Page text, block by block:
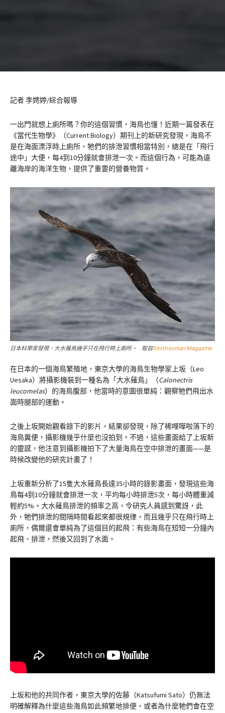
記者 李娉婷/綜合報導
一出門就想上廁所嗎？你的這個習慣，海鳥也懂！近期一篇發表在
《當代生物學》（Current Biology）期刊上的新研究發現，海鳥不
是在海面漂浮時上廁所，牠們的排泄習慣相當特別，總是在「飛行
途中」大便，每4到10分鐘就會排泄一次。而這個行為，可能為遠
離海岸的海洋生物，提供了重要的營養物質。
日本科學家發現，大水薙鳥幾乎只在飛行時上廁所。 取自Smithsonian Magazine
在日本的一個海鳥繁殖地，東京大學的海鳥生物學家上坂（Leo
Uesaka）將攝影機裝到一種名為「大水薙鳥」（Calonectris
leucomelas）的海鳥腹部，他當時的意圖很單純：觀察牠們飛出水
面時腿部的運動。
之後上坂開始觀看錄下的影片，結果卻發現，除了稀哩嘩啦落下的
海鳥糞便，攝影機幾乎什麼也沒拍到。不過，這些畫面給了上坂新
的靈感，他注意到攝影機拍下了大量海鳥在空中排泄的畫面——是
時候改變他的研究計畫了！
上坂重新分析了15隻大水薙鳥長達35小時的錄影畫面，發現這些海
鳥每4到10分鐘就會排泄一次，平均每小時排泄5次，每小時體重減
輕約5%。大水薙鳥排泄的頻率之高，令研究人員感到驚訝，此
外，牠們排泄的間隔時間看起來都很規律，而且幾乎只在飛行時上
廁所，偶爾還會單純為了這個目的起飛：有些海鳥在短短一分鐘內
起飛、排泄，然後又回到了水面。
上坂和他的共同作者，東京大學的佐藤（Katsufumi Sato）仍無法
明確解釋為什麼這些海鳥如此頻繁地排便，或者為什麼牠們會在空